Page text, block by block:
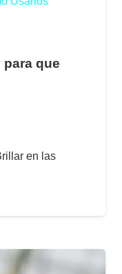
para que
en las